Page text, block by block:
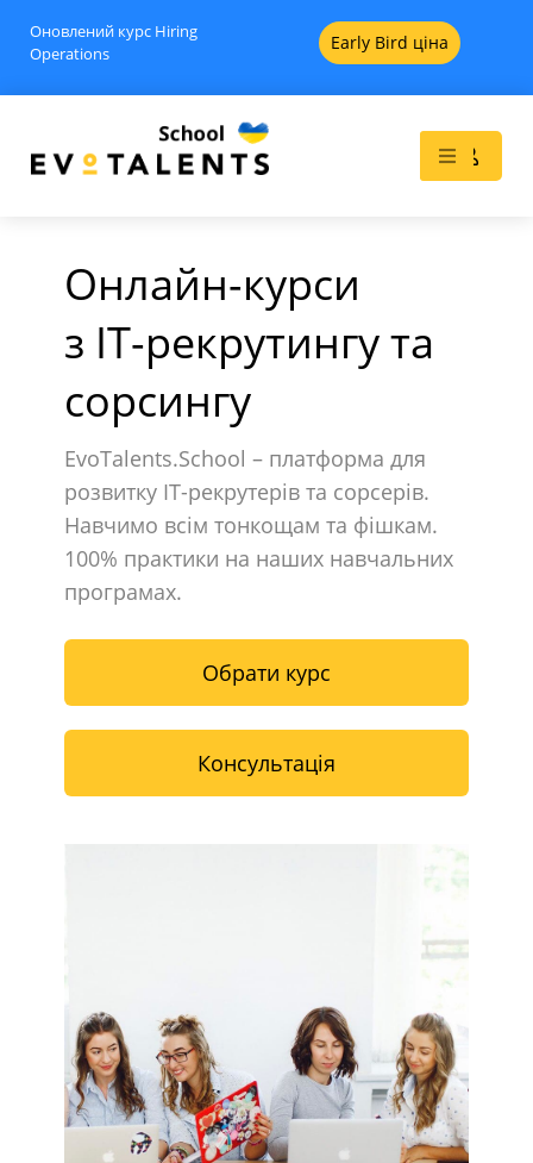
AUTO-DRAFT - Beginner
0
Оновлений курс Hiring
Operations
Early Bird ціна
Онлайн-курси
з IT-рекрутингу та
сорсингу
EvoTalents.School – платформа для
розвитку IT-рекрутерів та сорсерів.
Навчимо всім тонкощам та фішкам.
100% практики на наших навчальних
програмах.
Обрати курс
Консультація